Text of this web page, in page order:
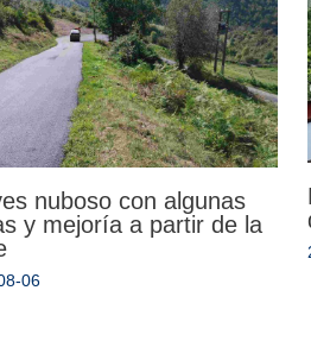
nuboso con algunas
y mejoría a partir de la
06